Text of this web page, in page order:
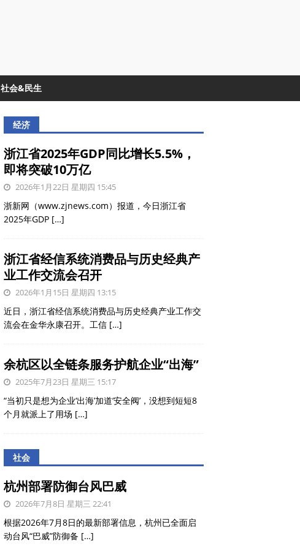
社会&民生
经济
浙江省2025年GDP同比增长5.5%，
即将突破10万亿
2026年1月22日 星期四 15:45
浙新网（www.zjnews.com）报道，今日浙江省
2025年GDP […]
浙江省经信系统消费品与历史经典产
业工作交流会召开
2026年1月15日 星期四 13:15
近日，浙江省经信系统消费品与历史经典产业工作交
流会在金华永康召开。工信 […]
余杭区以全链条服务护航企业“出海”
2025年7月23日 星期三 15:17
“当初只是想为企业‘出海’加道‘安全阀’，没想到短短8
个月就派上了用场 […]
社会
杭州部署防御台风巴威
2026年7月8日 星期三 22:41
根据2026年7月8日的最新部署信息，杭州已全面启
动台风“巴威”防御备 […]